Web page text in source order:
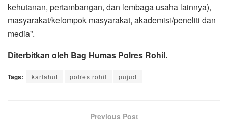
kehutanan, pertambangan, dan lembaga usaha lainnya),
masyarakat/kelompok masyarakat, akademisi/peneliti dan
media”.
Diterbitkan oleh Bag Humas Polres Rohil.
Tags: karlahut polres rohil pujud
Previous Post